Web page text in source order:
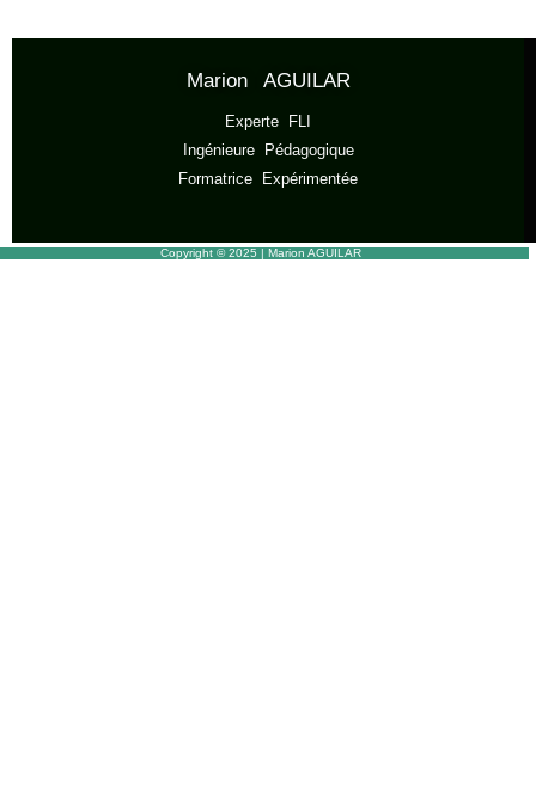
Marion AGUILAR
Experte FLI
Ingénieure Pédagogique
Formatrice Expérimentée
Copyright © 2025 | Marion AGUILAR